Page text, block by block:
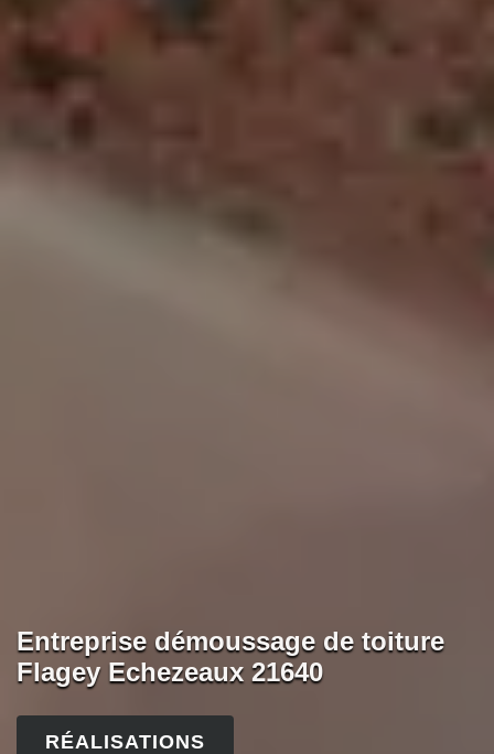
Entreprise démoussage de toiture
Flagey Echezeaux 21640
RÉALISATIONS